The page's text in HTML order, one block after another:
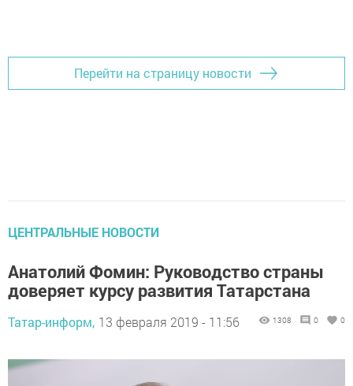
Перейти на страницу новости
ЦЕНТРАЛЬНЫЕ НОВОСТИ
Анатолий Фомин: Руководство страны
доверяет курсу развития Татарстана
Татар-информ, 13 февраля 2019 - 11:56 1308 0 0